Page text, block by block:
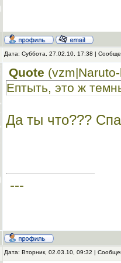
Дата: Суббота, 27.02.10, 17:38 |
Quote (
Ептыть, это ж
Да ты что???
---
Дата: Вторник, 02.03.10, 09:32 |